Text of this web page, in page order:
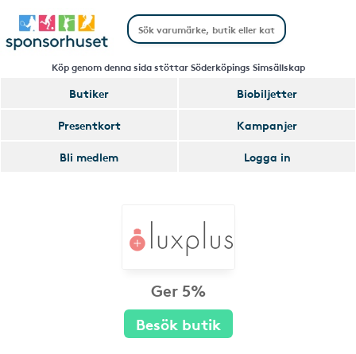
Köp genom denna sida stöttar Söderköpings Simsällskap
Butiker
Biobiljetter
Presentkort
Kampanjer
Bli medlem
Logga in
Ger 5%
Besök butik